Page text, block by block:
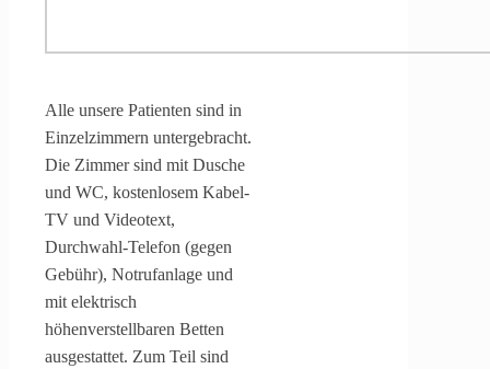
Alle unsere Patienten sind in
Einzelzimmern untergebracht.
Die Zimmer sind mit Dusche
und WC, kostenlosem Kabel-
TV und Videotext,
Durchwahl-Telefon (gegen
Gebühr), Notrufanlage und
mit elektrisch
höhenverstellbaren Betten
ausgestattet. Zum Teil sind